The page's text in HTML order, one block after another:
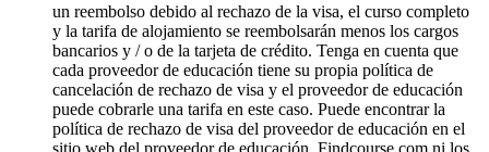
un reembolso debido al rechazo de la visa, el curso completo
y la tarifa de alojamiento se reembolsarán menos los cargos
bancarios y / o de la tarjeta de crédito. Tenga en cuenta que
cada proveedor de educación tiene su propia política de
cancelación de rechazo de visa y el proveedor de educación
puede cobrarle una tarifa en este caso. Puede encontrar la
política de rechazo de visa del proveedor de educación en el
sitio web del proveedor de educación. Findcourse.com ni los